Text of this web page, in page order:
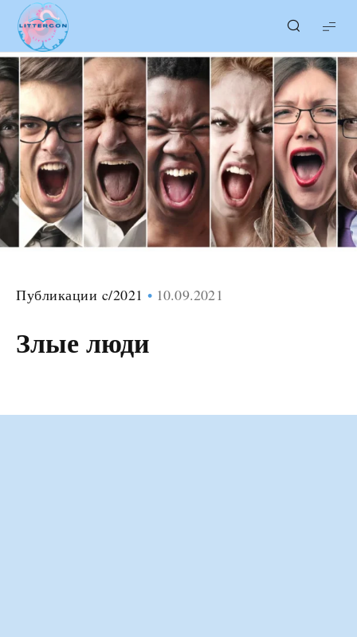
LITTERcon
Публикации c/2021 10.09.2021
Злые люди